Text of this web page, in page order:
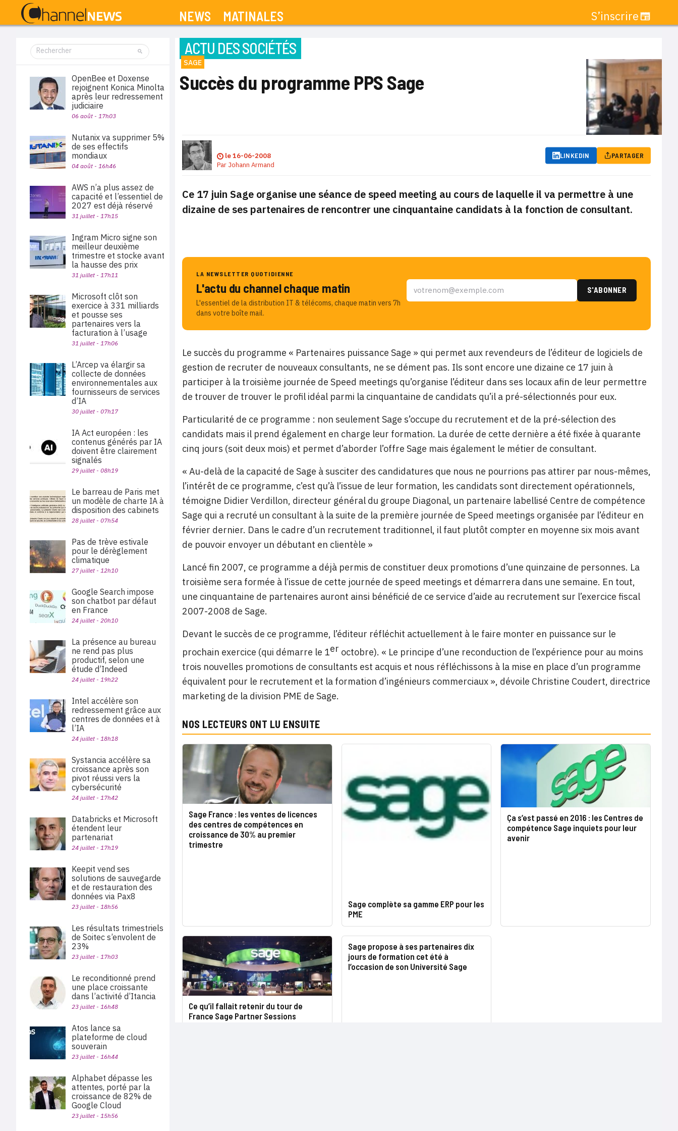
NEWS MATINALES S’inscrire
ACTU DES SOCIÉTÉS
SAGE
Succès du programme PPS Sage
le16-06-2008
Par Johann Armand
LINKEDIN PARTAGER
Ce 17 juin Sage organise une séance de speed meeting au cours de laquelle il va permettre à une
dizaine de ses partenaires de rencontrer une cinquantaine candidats à la fonction de consultant.
LA NEWSLETTER QUOTIDIENNE
L'actu du channel chaque matin
L'essentiel de la distribution IT & télécoms, chaque matin vers 7h
dans votre boîte mail.
Le succès du programme « Partenaires puissance Sage » qui permet aux revendeurs de l’éditeur de logiciels de
gestion de recruter de nouveaux consultants, ne se dément pas. Ils sont encore une dizaine ce 17 juin à
participer à la troisième journée de Speed meetings qu’organise l’éditeur dans ses locaux afin de leur permettre
de trouver de trouver le profil idéal parmi la cinquantaine de candidats qu’il a pré-sélectionnés pour eux.
Particularité de ce programme : non seulement Sage s’occupe du recrutement et de la pré-sélection des
candidats mais il prend également en charge leur formation. La durée de cette dernière a été fixée à quarante
cinq jours (soit deux mois) et permet d’aborder l’offre Sage mais également le métier de consultant.
« Au-delà de la capacité de Sage à susciter des candidatures que nous ne pourrions pas attirer par nous-mêmes,
l’intérêt de ce programme, c’est qu’à l’issue de leur formation, les candidats sont directement opérationnels,
témoigne Didier Verdillon, directeur général du groupe Diagonal, un partenaire labellisé Centre de compétence
Sage qui a recruté un consultant à la suite de la première journée de Speed meetings organisée par l’éditeur en
février dernier. Dans le cadre d’un recrutement traditionnel, il faut plutôt compter en moyenne six mois avant
de pouvoir envoyer un débutant en clientèle »
Lancé fin 2007, ce programme a déjà permis de constituer deux promotions d’une quinzaine de personnes. La
troisième sera formée à l’issue de cette journée de speed meetings et démarrera dans une semaine. En tout,
une cinquantaine de partenaires auront ainsi bénéficié de ce service d’aide au recrutement sur l’exercice fiscal
2007-2008 de Sage.
Devant le succès de ce programme, l’éditeur réfléchit actuellement à le faire monter en puissance sur le
prochain exercice (qui démarre le 1er octobre). « Le principe d’une reconduction de l’expérience pour au moins
trois nouvelles promotions de consultants est acquis et nous réfléchissons à la mise en place d’un programme
équivalent pour le recrutement et la formation d’ingénieurs commerciaux », dévoile Christine Coudert, directrice
marketing de la division PME de Sage.
NOS LECTEURS ONT LU ENSUITE
Sage France : les ventes de licences
des centres de compétences en
croissance de 30% au premier
trimestre
Sage complète sa gamme ERP pour les
PME
Ça s’est passé en 2016 : les Centres de
compétence Sage inquiets pour leur
avenir
Ce qu’il fallait retenir du tour de
France Sage Partner Sessions
Sage propose à ses partenaires dix
jours de formation cet été à
l’occasion de son Université Sage
OpenBee et Doxense
rejoignent Konica Minolta
après leur redressement
judiciaire
06 août - 17h03
Nutanix va supprimer 5%
de ses effectifs
mondiaux
04 août - 16h46
AWS n’a plus assez de
capacité et l’essentiel de
2027 est déjà réservé
31 juillet - 17h15
Ingram Micro signe son
meilleur deuxième
trimestre et stocke avant
la hausse des prix
31 juillet - 17h11
Microsoft clôt son
exercice à 331 milliards
et pousse ses
partenaires vers la
facturation à l’usage
31 juillet - 17h06
L’Arcep va élargir sa
collecte de données
environnementales aux
fournisseurs de services
d’IA
30 juillet - 07h17
IA Act européen : les
contenus générés par IA
doivent être clairement
signalés
29 juillet - 08h19
Le barreau de Paris met
un modèle de charte IA à
disposition des cabinets
28 juillet - 07h54
Pas de trève estivale
pour le dérèglement
climatique
27 juillet - 12h10
Google Search impose
son chatbot par défaut
en France
24 juillet - 20h10
La présence au bureau
ne rend pas plus
productif, selon une
étude d’Indeed
24 juillet - 19h22
Intel accélère son
redressement grâce aux
centres de données et à
l’IA
24 juillet - 18h18
Systancia accélère sa
croissance après son
pivot réussi vers la
cybersécurité
24 juillet - 17h42
Databricks et Microsoft
étendent leur
partenariat
24 juillet - 17h19
Keepit vend ses
solutions de sauvegarde
et de restauration des
données via Pax8
23 juillet - 18h56
Les résultats trimestriels
de Soitec s’envolent de
23%
23 juillet - 17h03
Le reconditionné prend
une place croissante
dans l’activité d’Itancia
23 juillet - 16h48
Atos lance sa
plateforme de cloud
souverain
23 juillet - 16h44
Alphabet dépasse les
attentes, porté par la
croissance de 82% de
Google Cloud
23 juillet - 15h56